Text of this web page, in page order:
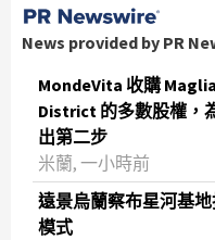
News provided by PR
MondeVita 收購
District 的多數股權，
出第二步
米蘭, 一小時前
遠景烏蘭察布星河基
模式